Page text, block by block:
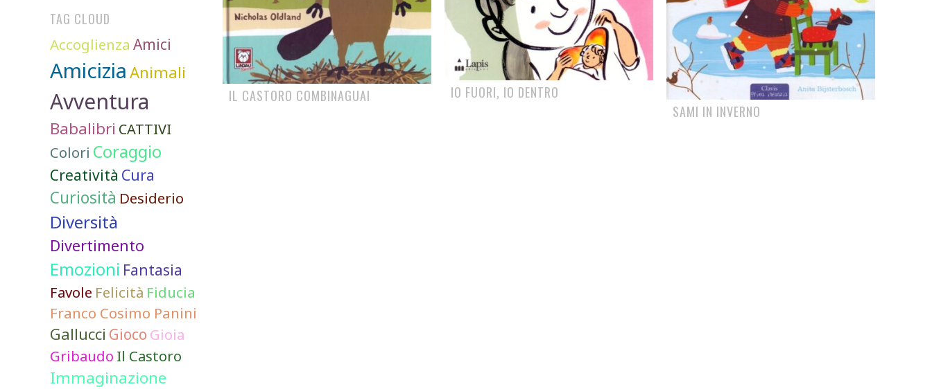
IL CASTORO COMBINAGUAI
IO FUORI, IO DENTRO
SAMI IN INVERNO
TAG CLOUD
Accoglienza Amici
Amicizia Animali
Avventura
Babalibri CATTIVI
Colori Coraggio
Creatività Cura
Curiosità Desiderio
Diversità
Divertimento
Emozioni Fantasia
Favole Felicità Fiducia
Franco Cosimo Panini
Gallucci Gioco Gioia
Gribaudo Il Castoro
Immaginazione